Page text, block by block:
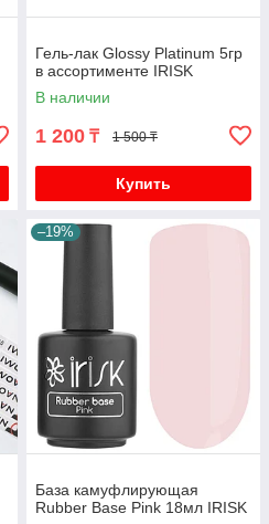
Гель-лак Glossy Platinum 5гр
в ассортименте IRISK
В наличии
1 200 ₸ 1 500 ₸
Купить
–19%
База камуфлирующая
Rubber Base Pink 18мл IRISK